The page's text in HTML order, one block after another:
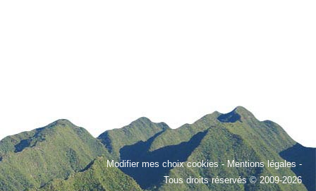
Modifier mes choix cookies-Mentions légales -
Tous droits réservés © 2009-2026